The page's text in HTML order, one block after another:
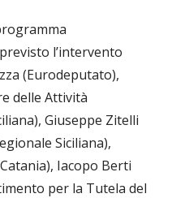
l’intervento
(Eurodeputato),
delle Attività
Giuseppe Zitelli
Siciliana),
Iacopo Berti
per la Tutela del